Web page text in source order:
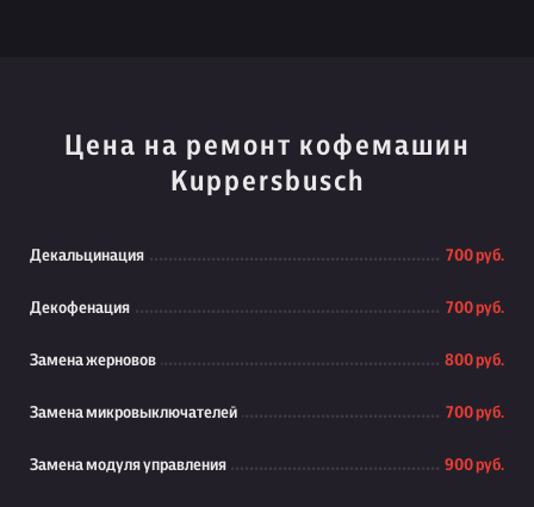
Цена на ремонт кофемашин
Kuppersbusch
Декальцинация 700 руб.
Декофенация 700 руб.
Замена жерновов 800 руб.
Замена микровыключателей 700 руб.
Замена модуля управления 900 руб.